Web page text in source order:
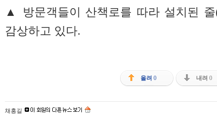
▲ 방문객들이 산책로를 따라 설치된
감상하고 있다.
올려 0 내려 0
채홍길